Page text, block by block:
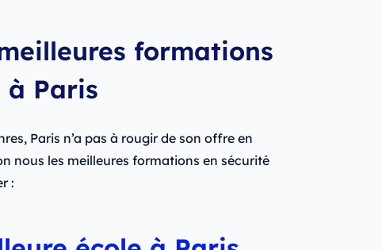
formations
à Paris
Paris n’a pas à rougir de son offre en
nous les meilleures formations en sécurité
: